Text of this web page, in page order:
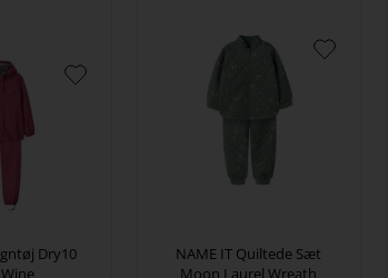
Dry10
NAME IT Quiltede Sæt
Moon Laurel Wreath